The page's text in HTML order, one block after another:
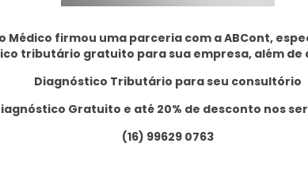
Médico firmou uma parceria com a ABCont,
tributário gratuito para sua empresa, além
Diagnóstico Tributário para seu consultório
Gratuito e até 20% de desconto nos
(16) 99629 0763